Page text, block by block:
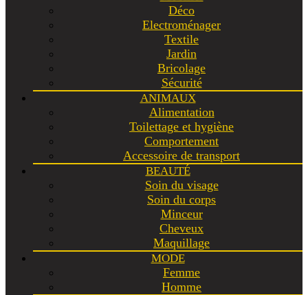
Déco
Electroménager
Textile
Jardin
Bricolage
Sécurité
ANIMAUX
Alimentation
Toilettage et hygiène
Comportement
Accessoire de transport
BEAUTÉ
Soin du visage
Soin du corps
Minceur
Cheveux
Maquillage
MODE
Femme
Homme